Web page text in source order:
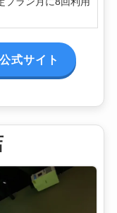
公式サイト